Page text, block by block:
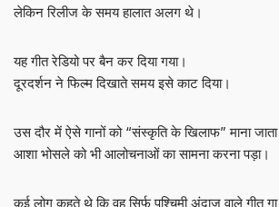
लेकिन रिलीज के समय हालात अलग थे।
यह गीत रेडियो पर बैन कर दिया गया।
दूरदर्शन ने फिल्म दिखाते समय इसे काट दिया।
उस दौर में ऐसे गानों को “संस्कृति के खिलाफ” माना
आशा भोसले को भी आलोचनाओं का सामना करना पड़ा।
कई लोग कहते थे कि वह सिर्फ पश्चिमी अंदाज वाले गीत